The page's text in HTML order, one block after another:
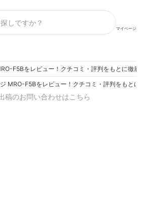
マイページ
F5Bをレビュー！クチコミ・評判をもとに徹底検
MRO-F5Bをレビュー！クチコミ・評判をもとに
稿のお問い合わせはこちら